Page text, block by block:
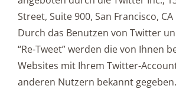
Street, Suite 900, San Francisco, CA
Durch das Benutzen von Twitter
“Re-Tweet” werden die von Ihnen
Websites mit Ihrem Twitter-
anderen Nutzern bekannt